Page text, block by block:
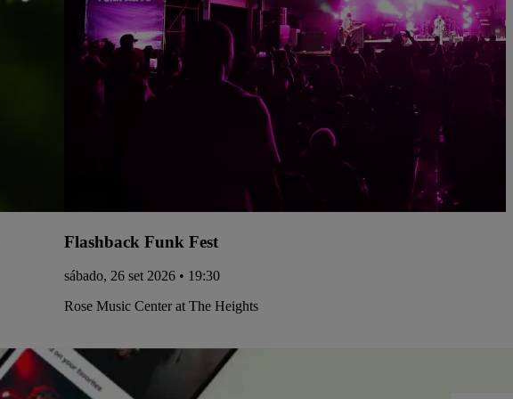
Flashback Funk Fest
sábado, 26 set 2026 • 19:30
Rose Music Center at The Heights